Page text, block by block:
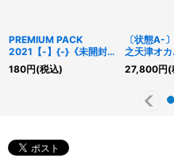
PREMIUM PACK
2021【-】{-}《未開封
パック》
180円(税込)
〔状態A-
之天津オカ
ミ/
ンク》
27,800円(